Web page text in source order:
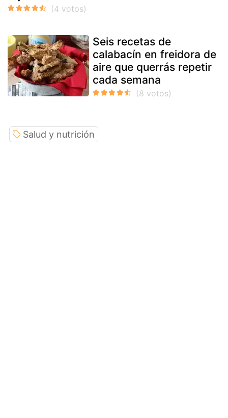
Seis recetas de
calabacín en freidora de
aire que querrás repetir
cada semana
Salud y nutrición